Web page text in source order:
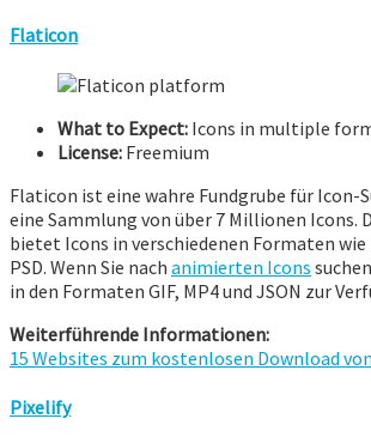
Flaticon
What to Expect: Icons in multiple
License: Freemium
Flaticon ist eine wahre Fundgrube für Icon-
eine Sammlung von über 7 Millionen Icons.
bietet Icons in verschiedenen Formaten wie
PSD. Wenn Sie nach animierten Icons
in den Formaten GIF, MP4 und JSON zur
Weiterführende Informationen:
15 Websites zum kostenlosen Download
Pixelify